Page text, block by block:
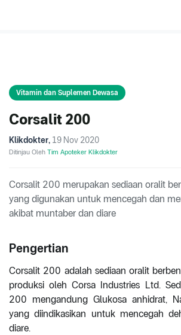
Vitamin dan Suplemen Dewasa
Corsalit 200
Klikdokter, 19 Nov 2020
Ditinjau Oleh Tim Apoteker Klikdokter
Corsalit 200 merupakan sediaan oralit
yang digunakan untuk mencegah dan
akibat muntaber dan diare
Pengertian
Corsalit 200 adalah sediaan oralit
produksi oleh Corsa Industries Ltd.
200 mengandung Glukosa anhidrat,
yang diindikasikan untuk mencegah
diare.